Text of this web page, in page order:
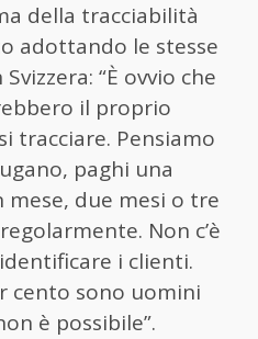
della tracciabilità
adottando le stesse
“È ovvio che
il proprio
tracciare. Pensiamo
paghi una
due mesi o tre
Non c’è
i clienti.
cento sono uomini
è possibile”.